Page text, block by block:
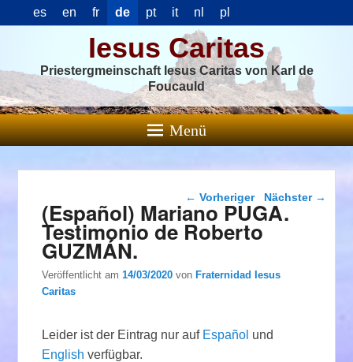
es en fr de pt it nl pl
Iesus Caritas
Priestergmeinschaft Iesus Caritas von Karl de
Foucauld
Menü
Beitragsnavigation
← Vorheriger Nächster →
(Español) Mariano PUGA.
Testimonio de Roberto
GUZMÁN.
Veröffentlicht am14/03/2020 vonFraternidad Iesus
Caritas
Leider ist der Eintrag nur auf Español und
English verfügbar.